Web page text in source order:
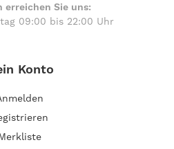
erreichen Sie uns:
09:00 bis 22:00 Uhr
Konto